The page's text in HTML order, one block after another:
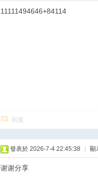
11111494646+84114
回復
發表於 2026-7-4 22:45:38 顯
谢谢分享